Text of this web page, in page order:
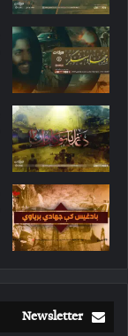
Newsletter